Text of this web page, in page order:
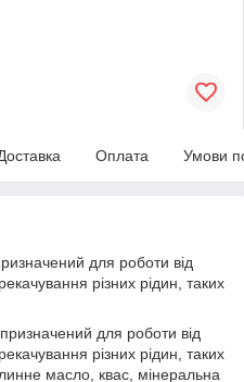
Оплата Умови
для роботи від
різних рідин, таких
призначений для роботи від
різних рідин, таких
масло, квас, мінеральна